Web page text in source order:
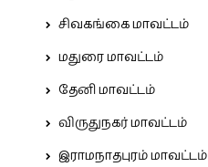
சிவகங்கை மாவட்டம்
மதுரை மாவட்டம்
தேனி மாவட்டம்
விருதுநகர் மாவட்டம்
இராமநாதபுரம் மாவட்டம்